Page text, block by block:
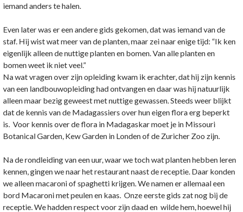
iemand anders te halen.
Even later was er een andere gids gekomen, dat was iemand van de
staf. Hij wist wat meer van de planten, maar zei naar enige tijd: “Ik ken
eigenlijk alleen de nuttige planten en bomen. Van alle planten en
bomen weet ik niet veel.”
Na wat vragen over zijn opleiding kwam ik erachter, dat hij zijn kennis
van een landbouwopleiding had ontvangen en daar was hij natuurlijk
alleen maar bezig geweest met nuttige gewassen. Steeds weer blijkt
dat de kennis van de Madagassiers over hun eigen flora erg beperkt
is. Voor kennis over de flora in Madagaskar moet je in Missouri
Botanical Garden, Kew Garden in Londen of de Zuricher Zoo zijn.
Na de rondleiding van een uur, waar we toch wat planten hebben leren
kennen, gingen we naar het restaurant naast de receptie. Daar konden
we alleen macaroni of spaghetti krijgen. We namen er allemaal een
bord Macaroni met peulen en kaas. Onze eerste gids zat nog bij de
receptie. We hadden respect voor zijn daad en wilde hem, hoewel hij